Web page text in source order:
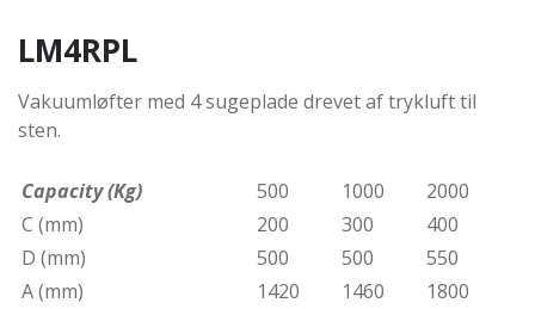
LM4RPL
Vakuumløfter med 4 sugeplade drevet af trykluft til
sten.
Capacity (Kg) 500 1000
2000
C (mm)
200 300
400
D (mm)
500 500
550
A (mm)
1420 1460
1800